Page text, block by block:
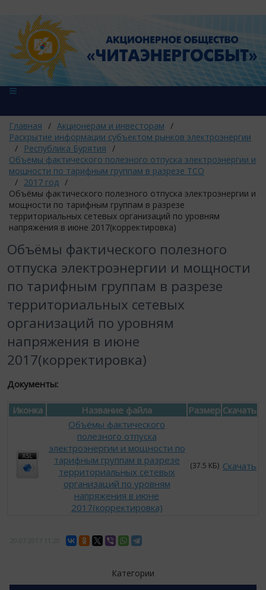
Главная / Акционерам и инвесторам /
Раскрытие информации субъектом рынков электроэнергии
/
Республика Бурятия /
Объемы фактического полезного отпуска электроэнергии и
мощности по тарифным группам в разрезе ТСО
/ 2017 год /
Объёмы фактического полезного отпуска электроэнергии и
мощности по тарифным группам в разрезе
территориальных сетевых организаций по уровням
напряжения в июне 2017(корректировка)
Объёмы фактического полезного
отпуска электроэнергии и мощности
по тарифным группам в разрезе
территориальных сетевых
организаций по уровням
напряжения в июне
2017(корректировка)
Документы:
Иконка Название файла Размер Скачать
Объёмы фактического
полезного отпуска
электроэнергии и мощности по
тарифным группам в разрезе
территориальных сетевых
организаций по уровням
напряжения в июне
2017(корректировка)
(37.5 КБ) Скачать
Категории